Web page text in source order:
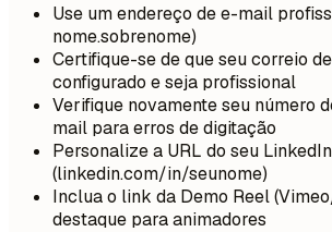
Use um endereço de e-mail
nome.sobrenome)
Certifique-se de que seu correio
configurado e seja profissional
Verifique novamente seu número
mail para erros de digitação
Personalize a URL do seu LinkedIn
(linkedin.com/in/seunome)
Inclua o link da Demo Reel
destaque para animadores